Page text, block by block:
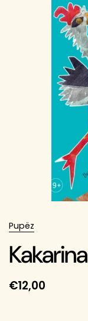
Pupëz
Kakarina
€12,00